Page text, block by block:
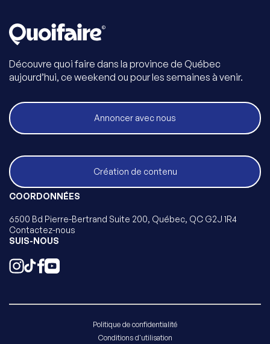
Découvre quoi faire dans la province de Québec
aujourd’hui, ce weekend ou pour les semaines à venir.
Annoncer avec nous
Création de contenu
COORDONNÉES
6500 Bd Pierre-Bertrand Suite 200, Québec, QC G2J 1R4
Contactez-nous
SUIS-NOUS
Politique de confidentialité
Conditions d'utilisation